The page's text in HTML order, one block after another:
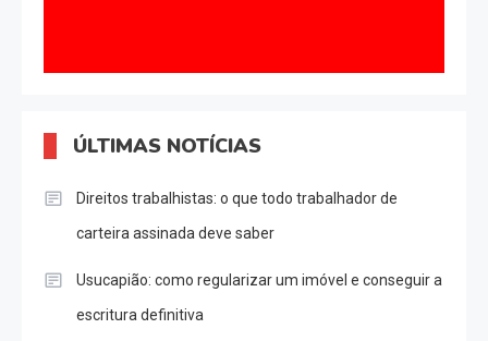
ÚLTIMAS NOTÍCIAS
Direitos trabalhistas: o que todo trabalhador de
carteira assinada deve saber
Usucapião: como regularizar um imóvel e conseguir a
escritura definitiva